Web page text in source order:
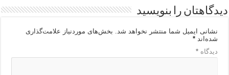
دیدگاهتان را بنویسید
نشانی ایمیل شما منتشر نخواهد شد. بخش‌های موردنیاز علامت‌گذاری
شده‌اند*
دیدگاه*